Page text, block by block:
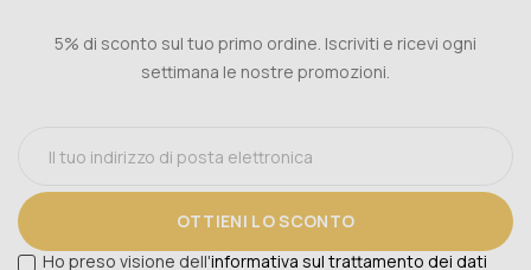
5% di sconto sul tuo primo ordine. Iscriviti e ricevi ogni
settimana le nostre promozioni.
OTTIENI LO SCONTO
Ho preso visione dell'informativa sul trattamento dei dati